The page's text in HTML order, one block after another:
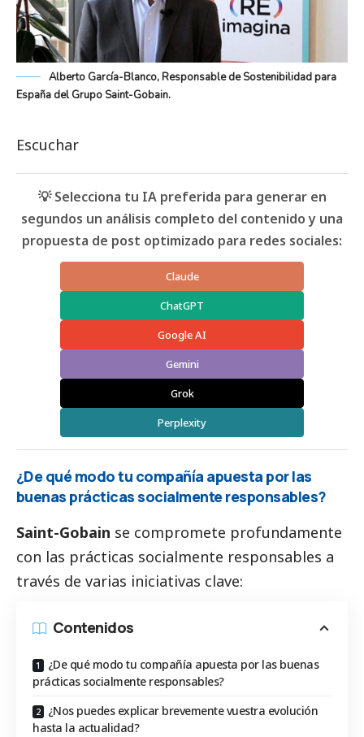
Alberto García-Blanco, Responsable de Sostenibilidad para
España del Grupo Saint-Gobain.
Escuchar
💡 Selecciona tu IA preferida para generar en
segundos un análisis completo del contenido y una
propuesta de post optimizado para redes sociales:
Claude
ChatGPT
Google AI
Gemini
Grok
Perplexity
¿De qué modo tu compañía apuesta por las
buenas prácticas socialmente responsables?
Saint-Gobain se compromete profundamente
con las prácticas socialmente responsables a
través de varias iniciativas clave:
Contenidos
¿De qué modo tu compañía apuesta por las buenas
prácticas socialmente responsables?
¿Nos puedes explicar brevemente vuestra evolución
hasta la actualidad?